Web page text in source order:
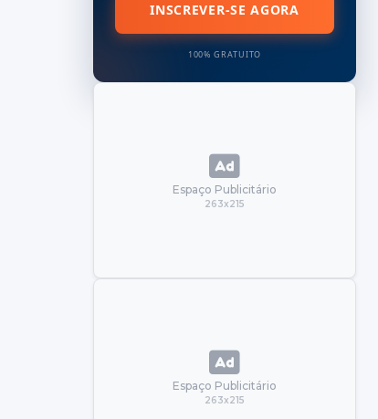
INSCREVER-SE AGORA
100% GRATUITO
Espaço Publicitário
263x215
Espaço Publicitário
263x215